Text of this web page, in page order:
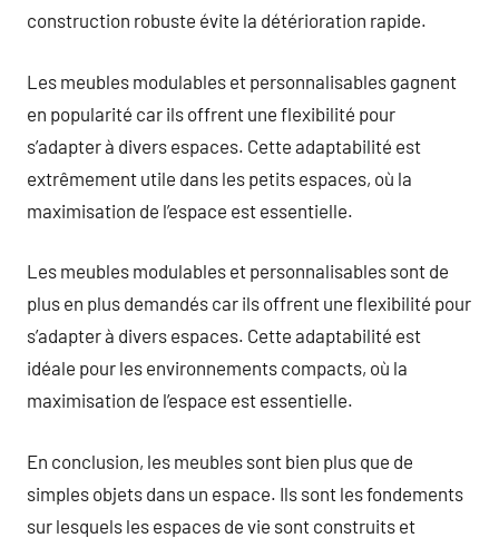
construction robuste évite la détérioration rapide.
Les meubles modulables et personnalisables gagnent
en popularité car ils offrent une flexibilité pour
s’adapter à divers espaces. Cette adaptabilité est
extrêmement utile dans les petits espaces, où la
maximisation de l’espace est essentielle.
Les meubles modulables et personnalisables sont de
plus en plus demandés car ils offrent une flexibilité pour
s’adapter à divers espaces. Cette adaptabilité est
idéale pour les environnements compacts, où la
maximisation de l’espace est essentielle.
En conclusion, les meubles sont bien plus que de
simples objets dans un espace. Ils sont les fondements
sur lesquels les espaces de vie sont construits et